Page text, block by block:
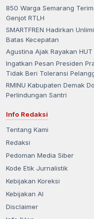
850 Warga Semarang
Genjot RTLH
SMARTFREN Hadirkan
Batas Kecepatan
Agustina Ajak Rayakan
Ingatkan Pesan Presiden
Tidak Beri Toleransi
RMINU Kabupaten Demak
Perlindungan Santri
Info Redaksi
Tentang Kami
Redaksi
Pedoman Media Siber
Kode Etik Jurnalistik
Kebijakan Koreksi
Kebijakan AI
Disclaimer